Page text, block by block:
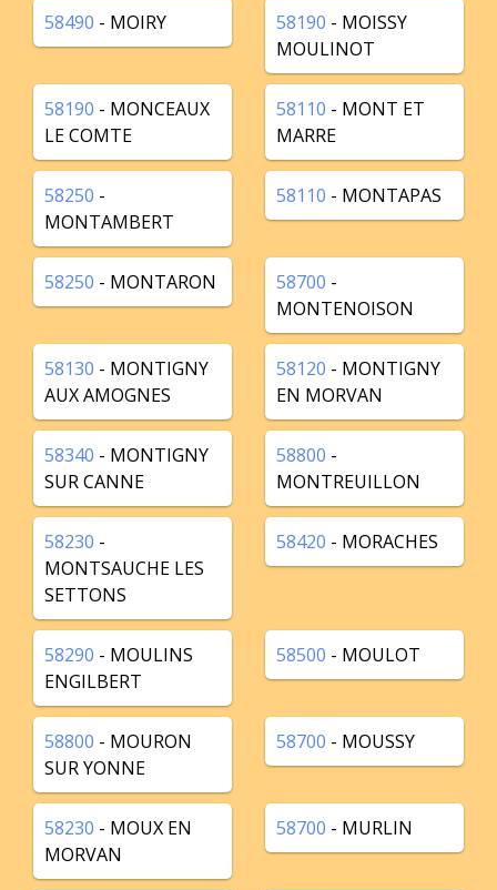
58490 - MOIRY 58190 - MOISSY
MOULINOT
58190 - MONCEAUX
LE COMTE
58110 - MONT ET
MARRE
58250 -
MONTAMBERT
58110 - MONTAPAS
58250 - MONTARON 58700 -
MONTENOISON
58130 - MONTIGNY
AUX AMOGNES
58120 - MONTIGNY
EN MORVAN
58340 - MONTIGNY
SUR CANNE
58800 -
MONTREUILLON
58230 -
MONTSAUCHE LES
SETTONS
58420 - MORACHES
58290 - MOULINS
ENGILBERT
58500 - MOULOT
58800 - MOURON
SUR YONNE
58700 - MOUSSY
58230 - MOUX EN
MORVAN
58700 - MURLIN